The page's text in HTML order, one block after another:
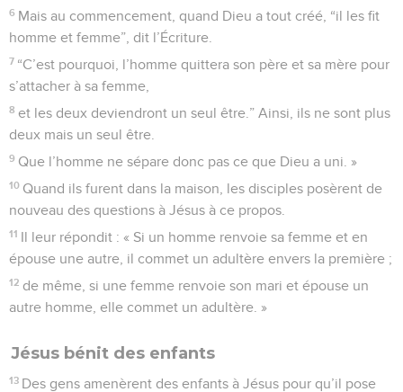
6 Mais au commencement, quand Dieu a tout créé, “il les fit
homme et femme”, dit l’Écriture.
7 “C’est pourquoi, l’homme quittera son père et sa mère pour
s’attacher à sa femme,
8 et les deux deviendront un seul être.” Ainsi, ils ne sont plus
deux mais un seul être.
9 Que l’homme ne sépare donc pas ce que Dieu a uni. »
10 Quand ils furent dans la maison, les disciples posèrent de
nouveau des questions à Jésus à ce propos.
11 Il leur répondit : « Si un homme renvoie sa femme et en
épouse une autre, il commet un adultère envers la première ;
12 de même, si une femme renvoie son mari et épouse un
autre homme, elle commet un adultère. »
Jésus bénit des enfants
13 Des gens amenèrent des enfants à Jésus pour qu’il pose